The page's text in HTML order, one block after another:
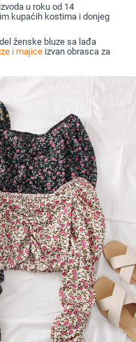
u roku od 14
kupaćih kostima i donjeg
ženske bluze sa lađa
i majice izvan obrasca za